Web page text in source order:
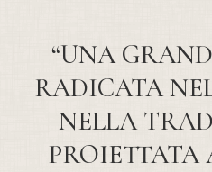
“UNA
RADICATA
NELLA
PROIETTATA